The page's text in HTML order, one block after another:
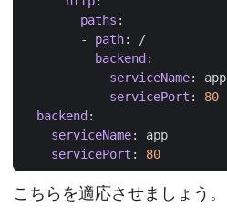
paths :
- path:
/
backend :
serviceName:
app
servicePort :
80
backend :
serviceName:
app
servicePort : 80
こちらを適応させましょう。